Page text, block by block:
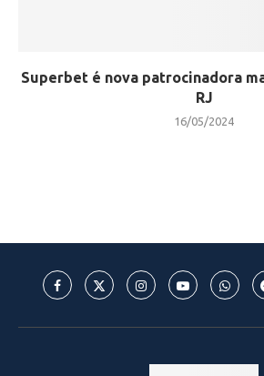
Superbet é nova patrocinadora
RJ
16/05/2024